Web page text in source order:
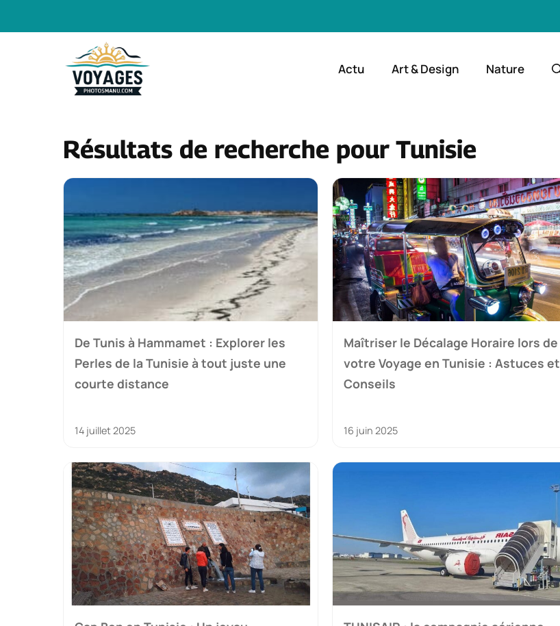
Actu Art & Design Nature
Résultats de recherche pour Tunisie
De Tunis à Hammamet : Explorer les
Perles de la Tunisie à tout juste une
courte distance
14 juillet 2025
Maîtriser le Décalage Horaire lors de
votre Voyage en Tunisie : Astuces et
Conseils
16 juin 2025